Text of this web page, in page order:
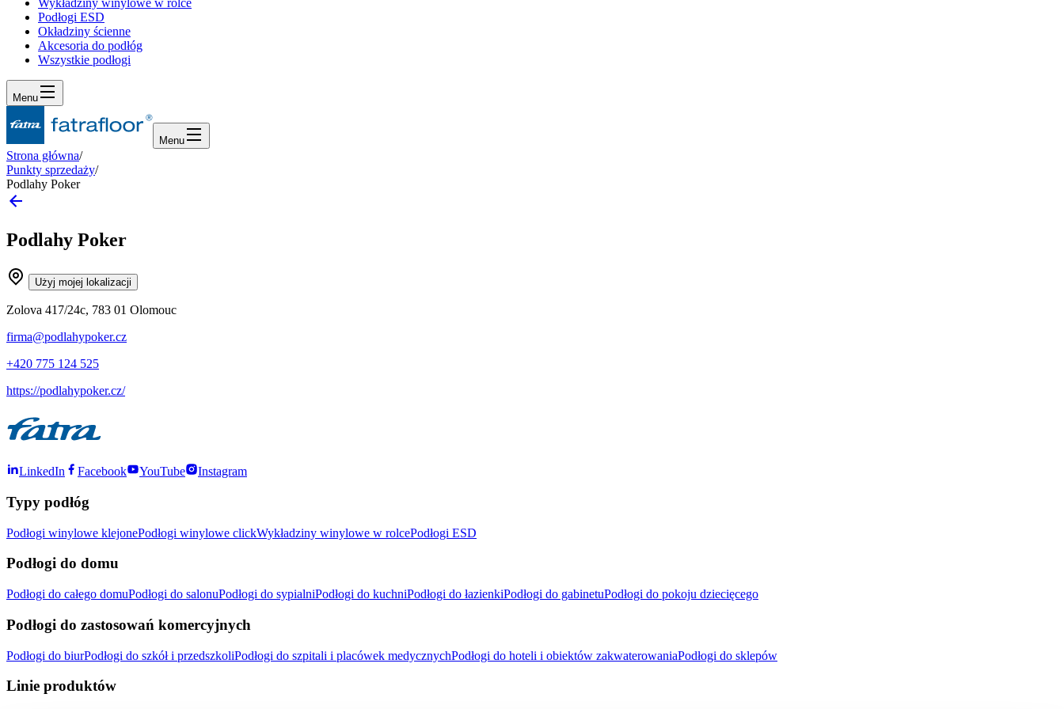
Wykładziny winylowe w rolce
Podłogi ESD
Okładziny ścienne
Akcesoria do podłóg
Wszystkie podłogi
Menu
Menu
Strona główna/
Punkty sprzedaży/
Podlahy Poker
Podlahy Poker
Użyj mojej lokalizacji
Zolova 417/24c, 783 01 Olomouc
firma@podlahypoker.cz
+420 775 124 525
https://podlahypoker.cz/
LinkedIn Facebook YouTube Instagram
Typy podłóg
Podłogi winylowe klejonePodłogi winylowe clickWykładziny winylowe w rolcePodłogi ESD
Podłogi do domu
Podłogi do całego domuPodłogi do salonuPodłogi do sypialniPodłogi do kuchniPodłogi do łazienkiPodłogi do gabinetuPodłogi do pokoju dziecięcego
Podłogi do zastosowań komercyjnych
Podłogi do biurPodłogi do szkół i przedszkoliPodłogi do szpitali i placówek medycznychPodłogi do hoteli i obiektów zakwaterowaniaPodłogi do sklepów
Linie produktów